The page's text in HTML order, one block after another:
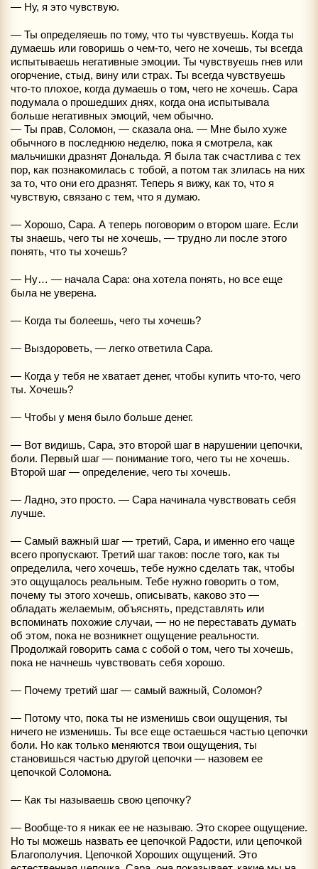
— Ну, я это чувствую.
— Ты определяешь по тому, что ты чувствуешь. Когда ты
думаешь или говоришь о чем-то, чего не хочешь, ты всегда
испытываешь негативные эмоции. Ты чувствуешь гнев или
огорчение, стыд, вину или страх. Ты всегда чувствуешь
что-то плохое, когда думаешь о том, чего не хочешь. Сара
подумала о прошедших днях, когда она испытывала
больше негативных эмоций, чем обычно.
— Ты прав, Соломон, — сказала она. — Мне было хуже
обычного в последнюю неделю, пока я смотрела, как
мальчишки дразнят Дональда. Я была так счастлива с тех
пор, как познакомилась с тобой, а потом так злилась на них
за то, что они его дразнят. Теперь я вижу, как то, что я
чувствую, связано с тем, что я думаю.
— Хорошо, Сара. А теперь поговорим о втором шаге. Если
ты знаешь, чего ты не хочешь, — трудно ли после этого
понять, что ты хочешь?
— Ну… — начала Сара: она хотела понять, но все еще
была не уверена.
— Когда ты болеешь, чего ты хочешь?
— Выздороветь, — легко ответила Сара.
— Когда у тебя не хватает денег, чтобы купить что-то, чего
ты. Хочешь?
— Чтобы у меня было больше денег.
— Вот видишь, Сара, это второй шаг в нарушении цепочки,
боли. Первый шаг — понимание того, чего ты не хочешь.
Второй шаг — определение, чего ты хочешь.
— Ладно, это просто. — Сара начинала чувствовать себя
лучше.
— Самый важный шаг — третий, Сара, и именно его чаще
всего пропускают. Третий шаг таков: после того, как ты
определила, чего хочешь, тебе нужно сделать так, чтобы
это ощущалось реальным. Тебе нужно говорить о том,
почему ты этого хочешь, описывать, каково это —
обладать желаемым, объяснять, представлять или
вспоминать похожие случаи, — но не переставать думать
об этом, пока не возникнет ощущение реальности.
Продолжай говорить сама с собой о том, чего ты хочешь,
пока не начнешь чувствовать себя хорошо.
— Почему третий шаг — самый важный, Соломон?
— Потому что, пока ты не изменишь свои ощущения, ты
ничего не изменишь. Ты все еще остаешься частью цепочки
боли. Но как только меняются твои ощущения, ты
становишься частью другой цепочки — назовем ее
цепочкой Соломона.
— Как ты называешь свою цепочку?
— Вообще-то я никак ее не называю. Это скорее ощущение.
Но ты можешь назвать ее цепочкой Радости, или цепочкой
Благополучия. Цепочкой Хороших ощущений. Это